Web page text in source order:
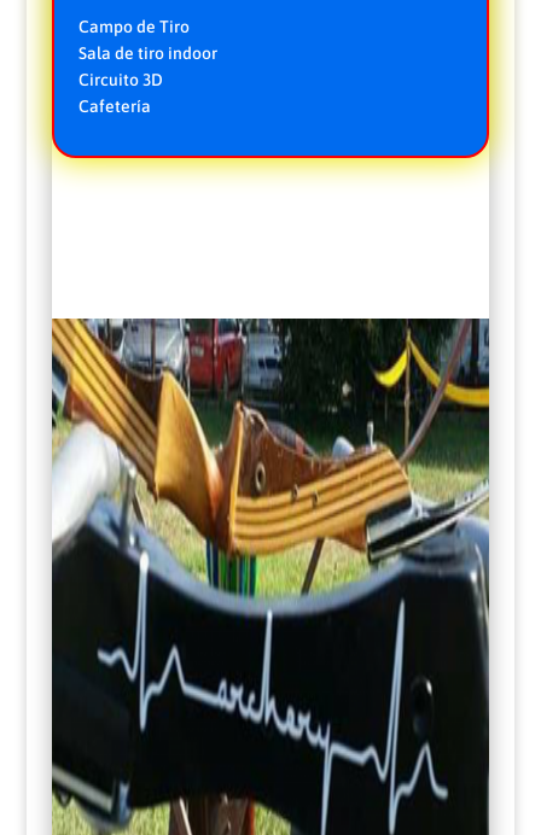
Campo de Tiro
Sala de tiro indoor
Circuito 3D
Cafetería